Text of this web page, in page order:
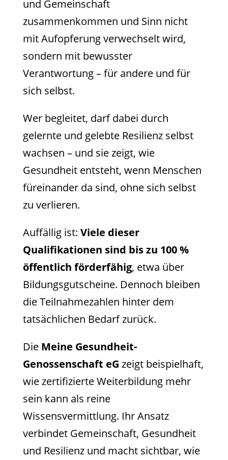
und Gemeinschaft
zusammenkommen und Sinn nicht
mit Aufopferung verwechselt wird,
sondern mit bewusster
Verantwortung – für andere und für
sich selbst.
Wer begleitet, darf dabei durch
gelernte und gelebte Resilienz selbst
wachsen – und sie zeigt, wie
Gesundheit entsteht, wenn Menschen
füreinander da sind, ohne sich selbst
zu verlieren.
Auffällig ist: Viele dieser
Qualifikationen sind bis zu 100 %
öffentlich förderfähig, etwa über
Bildungsgutscheine. Dennoch bleiben
die Teilnahmezahlen hinter dem
tatsächlichen Bedarf zurück.
Die Meine Gesundheit-
Genossenschaft eG zeigt beispielhaft,
wie zertifizierte Weiterbildung mehr
sein kann als reine
Wissensvermittlung. Ihr Ansatz
verbindet Gemeinschaft, Gesundheit
und Resilienz und macht sichtbar, wie